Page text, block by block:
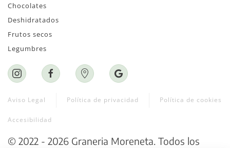
Chocolates
Deshidratados
Frutos secos
Legumbres
Aviso Legal Política de privacidad Política de cookies
Accesibilidad
© 2022 - 2026 Graneria Moreneta. Todos los